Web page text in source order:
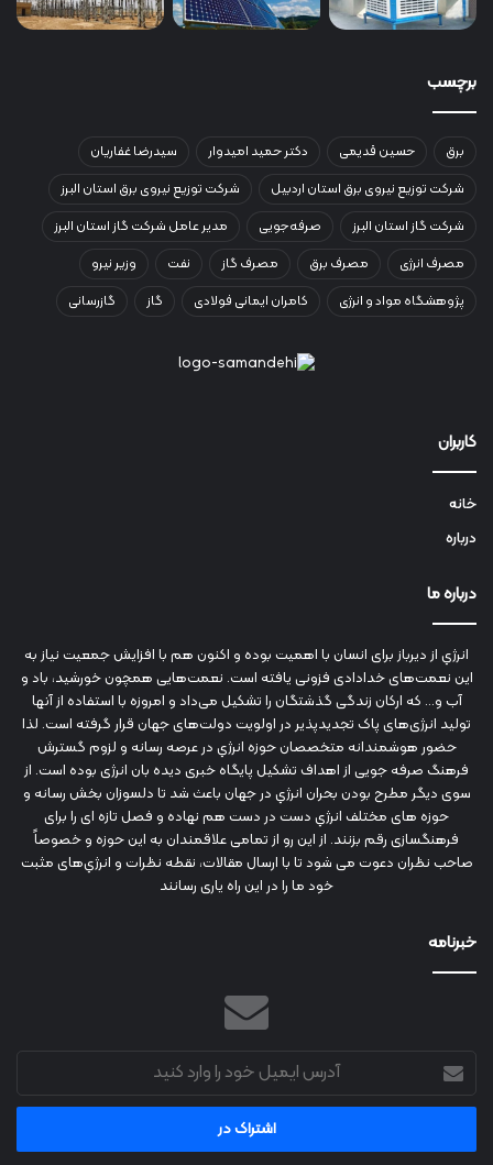
برچسب
برق حسین قدیمی دکتر حمید امیدوار
سیدرضا غفاریان
شرکت توزیع نیروی برق استان اردبیل
شرکت توزیع نیروی برق استان البرز
شرکت گاز استان البرز
صرفه‌جویی
مدیر عامل شرکت گاز استان البرز
مصرف انرژی
مصرف برق مصرف گاز نفت
وزیر نیرو
پژوهشگاه مواد و انرژی
کامران ایمانی فولادی گاز گازرسانی
کاربران
خانه
درباره
درباره ما
انرژي‌ از دیرباز برای انسان با اهمیت بوده و اکنون هم با افزایش جمعیت نیاز به
این نعمت‌های خدادادی فزونی یافته است. نعمت‌هایی همچون خورشید، باد و
آب و... که ارکان زندگی گذشتگان را تشکیل می‌داد و امروزه با استفاده از آنها
تولید انرژی‌های پاک تجدیدپذیر در اولویت دولت‌های جهان قرار گرفته است. لذا
حضور هوشمندانه متخصصان حوزه انرژي در عرصه رسانه و لزوم گسترش
فرهنگ صرفه جویی از اهداف تشکیل پایگاه خبری دیده بان انرژی بوده است. از
سوی دیگر مطرح بودن بحران انرژي در جهان باعث شد تا دلسوزان بخش رسانه و
حوزه های مختلف انرژي دست در دست هم نهاده و فصل تازه ای را برای
فرهنگسازی رقم بزنند. از این رو از تمامی علاقمندان به این حوزه و خصوصاً
صاحب نظران دعوت می شود تا با ارسال مقالات، نقطه نظرات و انرژي‌های مثبت
خود ما را در این راه یاری رسانند
خبرنامه
آدرس
ایمیل
خود
وارد